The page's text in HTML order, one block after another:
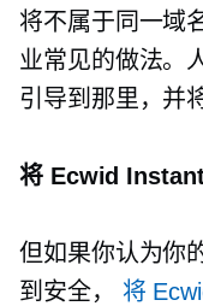
将不属于同一域
业常见的做法。
引导到那里，并
将 Ecwid
但如果你认为你
到安全， 将